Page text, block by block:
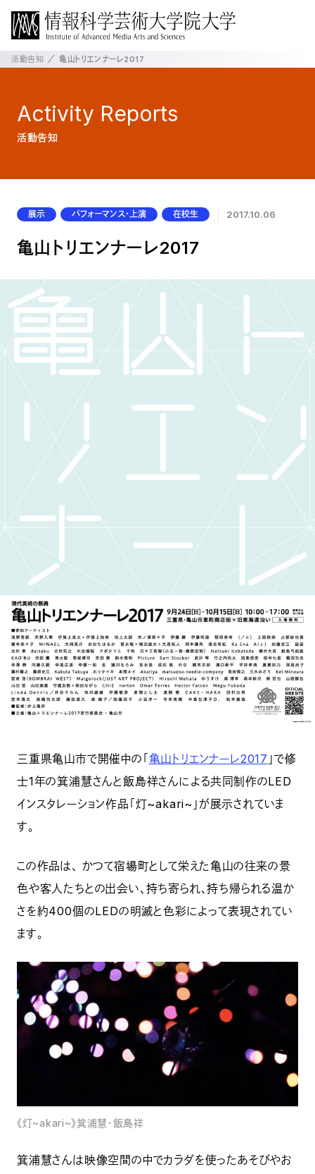
活動告知 亀山トリエンナーレ2017
Activity Reports
活動告知
展示 パフォーマンス・上演 在校生 2017.10.06
亀山トリエンナーレ2017
三重県亀山市で開催中の「亀山トリエンナーレ2017 」で修
士1年の箕浦慧さんと飯島祥さんによる共同制作のLED
インスタレーション作品「灯~akari~」が展示されていま
す。
この作品は、 かつて宿場町として栄えた亀山の往来の景
色や客人たちとの出会い、持ち寄られ、持ち帰られる温か
さを約400個のLEDの明滅と色彩によって表現されてい
ます。
《灯~akari~》箕浦慧・飯島祥
箕浦慧さんは映像空間の中でカラダを使ったあそびやお